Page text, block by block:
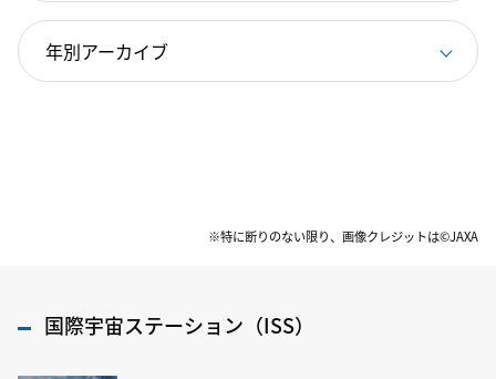
※特に断りのない限り、画像クレジットは©JAXA
国際宇宙ステーション（ISS）